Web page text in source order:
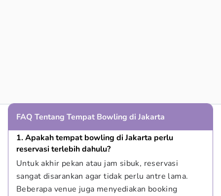
FAQ Tentang Tempat Bowling di Jakarta
1. Apakah tempat bowling di Jakarta perlu
reservasi terlebih dahulu?
Untuk akhir pekan atau jam sibuk, reservasi
sangat disarankan agar tidak perlu antre lama.
Beberapa venue juga menyediakan booking